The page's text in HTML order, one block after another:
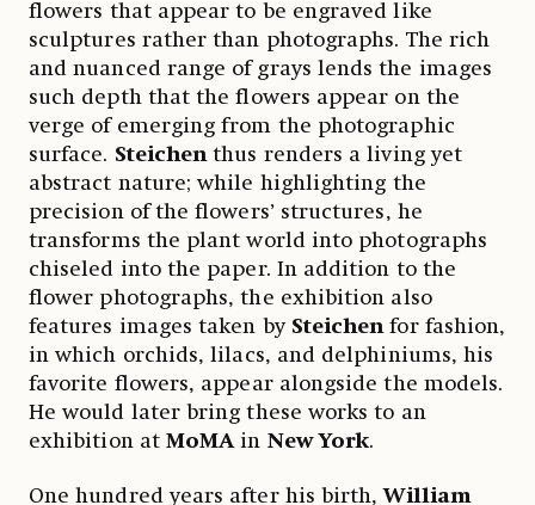
flowers that appear to be engraved like
sculptures rather than photographs. The rich
and nuanced range of grays lends the images
such depth that the flowers appear on the
verge of emerging from the photographic
surface. Steichenthus renders a living yet
abstract nature; while highlighting the
precision of the flowers’ structures, he
transforms the plant world into photographs
chiseled into the paper. In addition to the
flower photographs, the exhibition also
features images taken by Steichenfor fashion,
in which orchids, lilacs, and delphiniums, his
favorite flowers, appear alongside the models.
He would later bring these works to an
exhibition at MoMAin New York.
One hundred years after his birth,William